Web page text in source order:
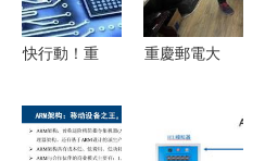
研發及銷售
行業視角
慶計算機軟
硬件研發及
快行動！重
新與應用示
范產業類重
重慶郵電大
牌專業解析